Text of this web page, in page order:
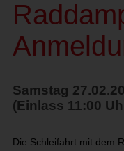
Samstag
(Einlass 11:00
Die Schleifahrt mit dem